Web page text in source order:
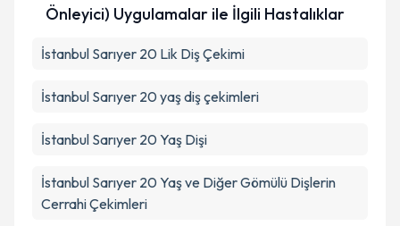
Önleyici) Uygulamalar ile İlgili Hastalıklar
İstanbul Sarıyer 20 Lik Diş Çekimi
İstanbul Sarıyer 20 yaş diş çekimleri
İstanbul Sarıyer 20 Yaş Dişi
İstanbul Sarıyer 20 Yaş ve Diğer Gömülü Dişlerin
Cerrahi Çekimleri